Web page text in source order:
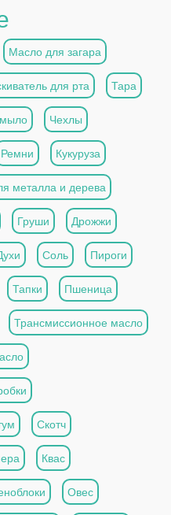
Масло для загара
для рта Тара
Чехлы
Ремни Кукуруза
металла и дерева
Груши Дрожжи
Соль Пироги
Тапки Пшеница
Трансмиссионное масло
Скотч
Квас
Овес